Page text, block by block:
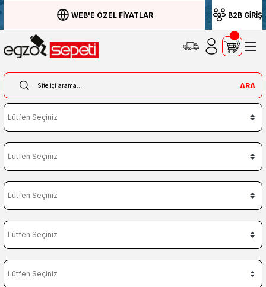
WEB'E ÖZEL FİYATLAR B2B GİRİŞ
ARA